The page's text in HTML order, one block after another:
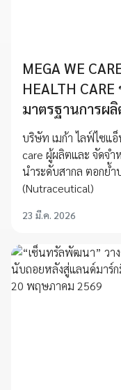
MEGA WE
HEALTH
มาตรฐานการผ
บริษัท เมก้า ไลฟ์ไซแ
care ผู้ผลิตและ จัดจ
นำระดับสากล ตอกย้
(Nutraceutical)
23 มี.ค. 2026